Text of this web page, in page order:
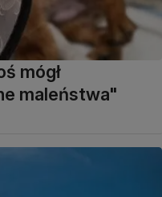
mógł
maleństwa"